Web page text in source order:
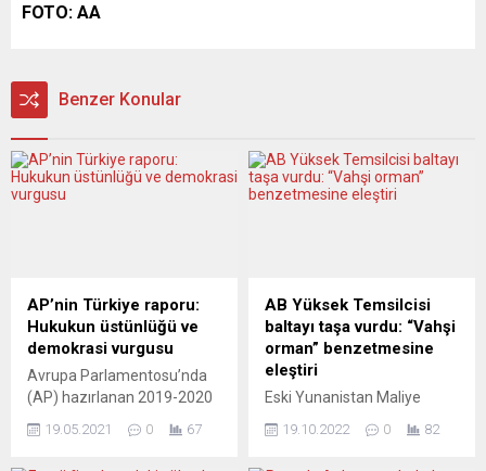
FOTO: AA
Benzer Konular
AP’nin Türkiye raporu:
Hukukun üstünlüğü ve
demokrasi vurgusu
Avrupa Parlamentosu’nda
(AP) hazırlanan 2019-2020
oturumunda görüşüldü.
19.05.2021 0 67
AB Yüksek Temsilcisi
baltayı taşa vurdu: “Vahşi
orman” benzetmesine
eleştiri
Eski Yunanistan Maliye
öncülüğünde, Josep
19.10.2022 0 82